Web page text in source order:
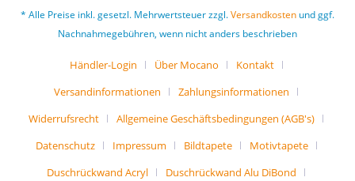
* Alle Preise inkl. gesetzl. Mehrwertsteuer zzgl.Versandkosten und ggf.
Nachnahmegebühren, wenn nicht anders beschrieben
Händler-Login Über Mocano
Kontakt
Versandinformationen
Zahlungsinformationen
Widerrufsrecht
Allgemeine Geschäftsbedingungen (AGB's)
Datenschutz
Impressum Bildtapete
Motivtapete
Duschrückwand Acryl
Duschrückwand Alu DiBond